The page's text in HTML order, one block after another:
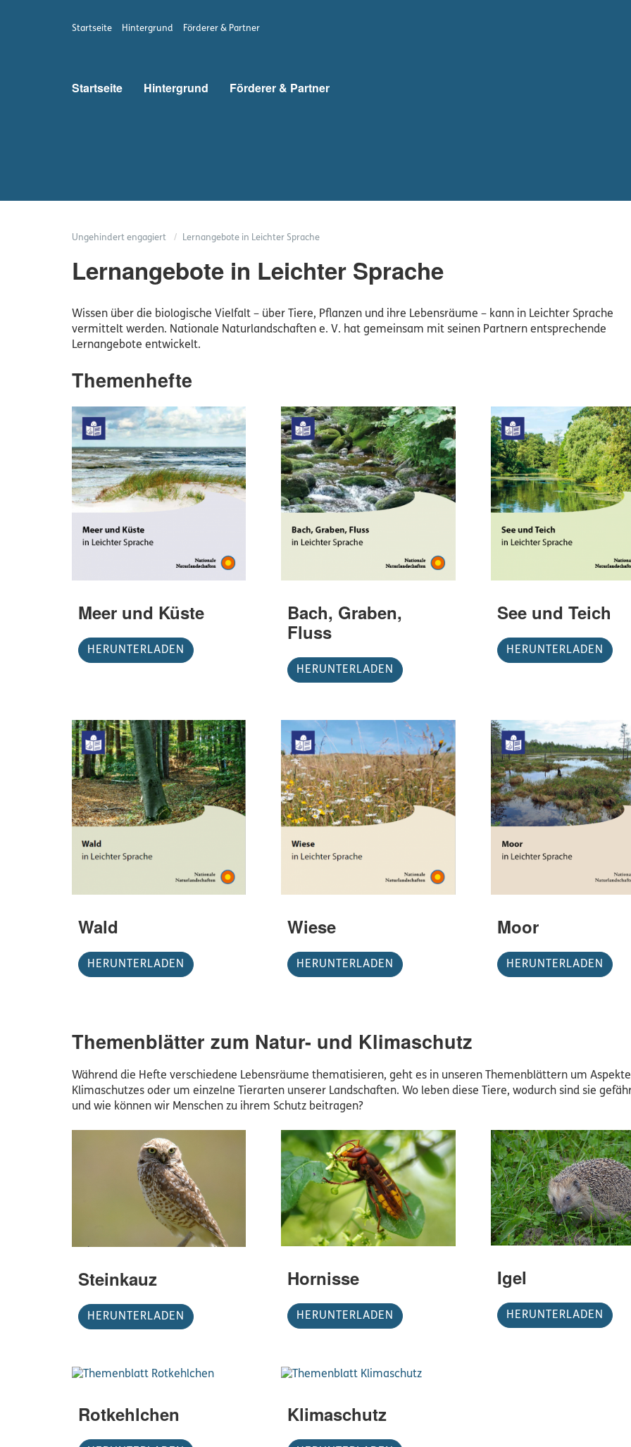
Startseite Hintergrund Förderer & Partner
Startseite Hintergrund Förderer & Partner
Ungehindert engagiert Lernangebote in Leichter Sprache
Lernangebote in Leichter Sprache
Wissen über die biologische Vielfalt – über Tiere, Pflanzen und ihre Lebensräume – kann in Leichter Sprache
vermittelt werden. Nationale Naturlandschaften e. V. hat gemeinsam mit seinen Partnern entsprechende
Lernangebote entwickelt.
Themenhefte
Meer und Küste
HERUNTERLADEN
Bach, Graben,
Fluss
HERUNTERLADEN
See und Teich
HERUNTERLADEN
Wald
HERUNTERLADEN
Wiese
HERUNTERLADEN
Moor
HERUNTERLADEN
Themenblätter zum Natur- und Klimaschutz
Während die Hefte verschiedene Lebensräume thematisieren, geht es in unseren Themenblättern um
Klimaschutzes oder um einzelne Tierarten unserer Landschaften. Wo leben diese Tiere, wodurch sind sie
und wie können wir Menschen zu ihrem Schutz beitragen?
Steinkauz
HERUNTERLADEN
Hornisse
HERUNTERLADEN
Igel
HERUNTERLADEN
Rotkehlchen Klimaschutz